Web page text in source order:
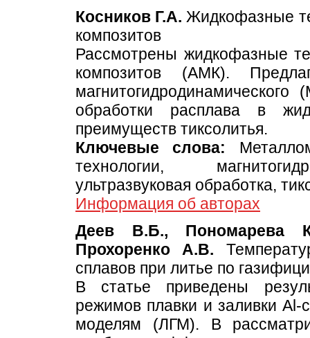
Косников Г.А. Жидкофазные
композитов
Рассмотрены жидкофазные
композитов (АМК).
обработки расплава в
преимуществ тиксолитья.
Ключевые слова:
технологии,
ультразвуковая обработка,
Информация об авторах
Деев В.Б., Пономарева
Прохоренко А.В.
сплавов при литье по
В статье приведены
режимов плавки и заливки
моделям (ЛГМ). В